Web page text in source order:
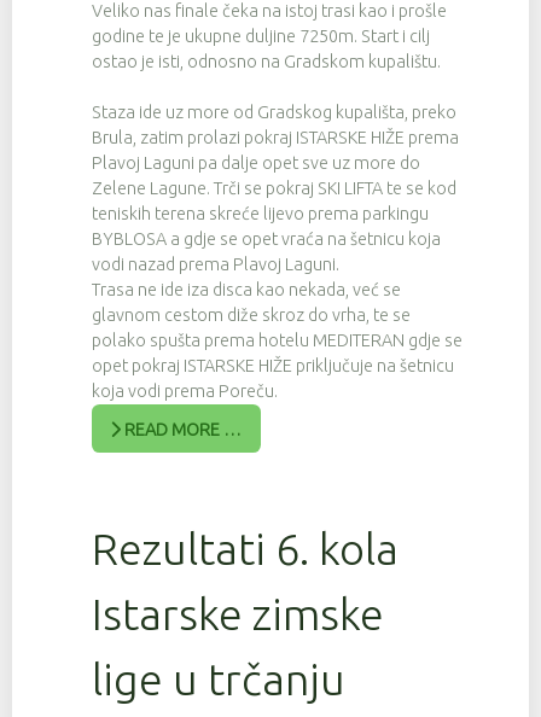
Veliko nas finale čeka na istoj trasi kao i prošle
godine te je ukupne duljine 7250m. Start i cilj
ostao je isti, odnosno na Gradskom kupalištu.
Staza ide uz more od Gradskog kupališta, preko
Brula, zatim prolazi pokraj ISTARSKE HIŽE prema
Plavoj Laguni pa dalje opet sve uz more do
Zelene Lagune. Trči se pokraj SKI LIFTA te se kod
teniskih terena skreće lijevo prema parkingu
BYBLOSA a gdje se opet vraća na šetnicu koja
vodi nazad prema Plavoj Laguni.
Trasa ne ide iza disca kao nekada, već se
glavnom cestom diže skroz do vrha, te se
polako spušta prema hotelu MEDITERAN gdje se
opet pokraj ISTARSKE HIŽE priključuje na šetnicu
koja vodi prema Poreču.
READ MORE …
Rezultati 6. kola
Istarske zimske
lige u trčanju